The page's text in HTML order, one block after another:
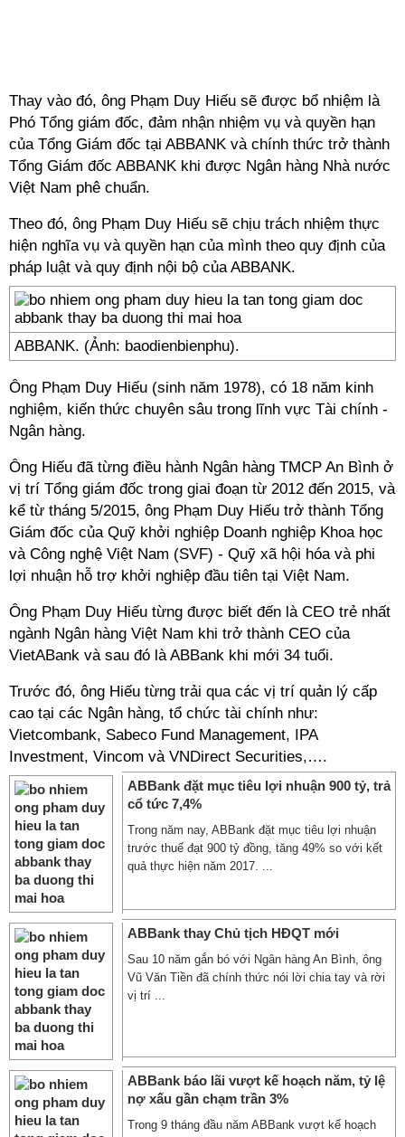
Thay vào đó, ông Phạm Duy Hiếu sẽ được bổ nhiệm là
Phó Tổng giám đốc, đảm nhận nhiệm vụ và quyền hạn
của Tổng Giám đốc tại ABBANK và chính thức trở thành
Tổng Giám đốc ABBANK khi được Ngân hàng Nhà nước
Việt Nam phê chuẩn.
Theo đó, ông Phạm Duy Hiếu sẽ chịu trách nhiệm thực
hiện nghĩa vụ và quyền hạn của mình theo quy định của
pháp luật và quy định nội bộ của ABBANK.
ABBANK. (Ảnh: baodienbienphu).
Ông Phạm Duy Hiếu (sinh năm 1978), có 18 năm kinh
nghiệm, kiến thức chuyên sâu trong lĩnh vực Tài chính -
Ngân hàng.
Ông Hiếu đã từng điều hành Ngân hàng TMCP An Bình ở
vị trí Tổng giám đốc trong giai đoạn từ 2012 đến 2015, và
kể từ tháng 5/2015, ông Phạm Duy Hiếu trở thành Tổng
Giám đốc của Quỹ khởi nghiệp Doanh nghiệp Khoa học
và Công nghệ Việt Nam (SVF) - Quỹ xã hội hóa và phi
lợi nhuận hỗ trợ khởi nghiệp đầu tiên tại Việt Nam.
Ông Phạm Duy Hiếu từng được biết đến là CEO trẻ nhất
ngành Ngân hàng Việt Nam khi trở thành CEO của
VietABank và sau đó là ABBank khi mới 34 tuổi.
Trước đó, ông Hiếu từng trải qua các vị trí quản lý cấp
cao tại các Ngân hàng, tổ chức tài chính như:
Vietcombank, Sabeco Fund Management, IPA
Investment, Vincom và VNDirect Securities,….
ABBank đặt mục tiêu lợi nhuận 900 tỷ, trả
cổ tức 7,4%
Trong năm nay, ABBank đặt mục tiêu lợi nhuận
trước thuế đạt 900 tỷ đồng, tăng 49% so với kết
quả thực hiện năm 2017. ...
ABBank thay Chủ tịch HĐQT mới
Sau 10 năm gắn bó với Ngân hàng An Bình, ông
Vũ Văn Tiền đã chính thức nói lời chia tay và rời
vị trí ...
ABBank báo lãi vượt kế hoạch năm, tỷ lệ
nợ xấu gần chạm trần 3%
Trong 9 tháng đầu năm ABBank vượt kế hoạch